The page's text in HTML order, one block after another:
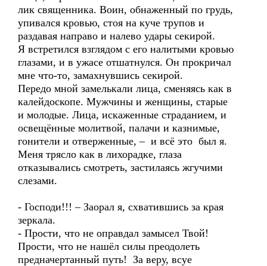
лик священника. Воин, обнаженный по грудь,
упивался кровью, стоя на куче трупов и
раздавая направо и налево удары секирой.
Я встретился взглядом с его налитыми кровью
глазами, и в ужасе отшатнулся. Он прокричал
мне что-то, замахнувшись секирой.
Передо мной замелькали лица, сменяясь как в
калейдоскопе. Мужчины и женщины, старые
и молодые. Лица, искаженные страданием, и
освещённые молитвой, палачи и казнимые,
гонители и отверженные, – и всё это был я.
Меня трясло как в лихорадке, глаза
отказывались смотреть, застилаясь жгучими
слезами.
- Господи!!! – Заорал я, схватившись за края
зеркала.
- Прости, что не оправдал замысел Твой!
Прости, что не нашёл силы преодолеть
предначертанный путь! За веру, всуе